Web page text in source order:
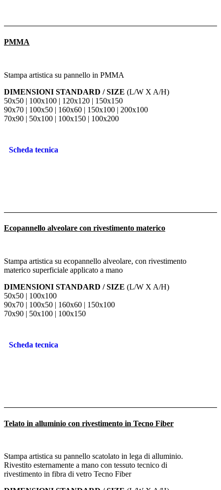
PMMA
Stampa artistica su pannello in PMMA
DIMENSIONI STANDARD / SIZE (L/W X A/H)
50x50 | 100x100 | 120x120 | 150x150
90x70 | 100x50 | 160x60 | 150x100 | 200x100
70x90 | 50x100 | 100x150 | 100x200
Scheda tecnica
Ecopannello alveolare con rivestimento materico
Stampa artistica su ecopannello alveolare, con rivestimento
materico superficiale applicato a mano
DIMENSIONI STANDARD / SIZE (L/W X A/H)
50x50 | 100x100
90x70 | 100x50 | 160x60 | 150x100
70x90 | 50x100 | 100x150
Scheda tecnica
Telato in alluminio con rivestimento in Tecno Fiber
Stampa artistica su pannello scatolato in lega di alluminio.
Rivestito esternamente a mano con tessuto tecnico di
rivestimento in fibra di vetro Tecno Fiber